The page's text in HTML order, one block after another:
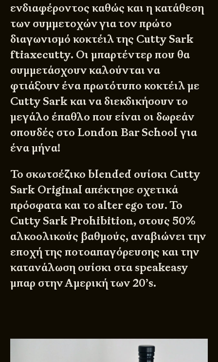
ενδιαφέροντος καθώς και η κατάθεση
των συμμετοχών για τον πρώτο
διαγωνισμό κοκτέιλ της Cutty Sark
ftiaxecutty. Οι μπαρτέντερ που θα
συμμετάσχουν καλούνται να
φτιάξουν ένα πρωτότυπο κοκτέιλ με
Cutty Sark και να διεκδικήσουν το
μεγάλο έπαθλο που είναι οι δωρεάν
σπουδές στο London Bar School για
ένα μήνα!
Το σκωτσέζικο blended ουίσκι Cutty
Sark Original απέκτησε σχετικά
πρόσφατα και το alter ego του. Το
Cutty Sark Prohibition, στους 50%
αλκοολικούς βαθμούς, αναβιώνει την
εποχή της ποτοαπαγόρευσης και την
κατανάλωση ουίσκι στα speakeasy
μπαρ στην Αμερική των 20’s.